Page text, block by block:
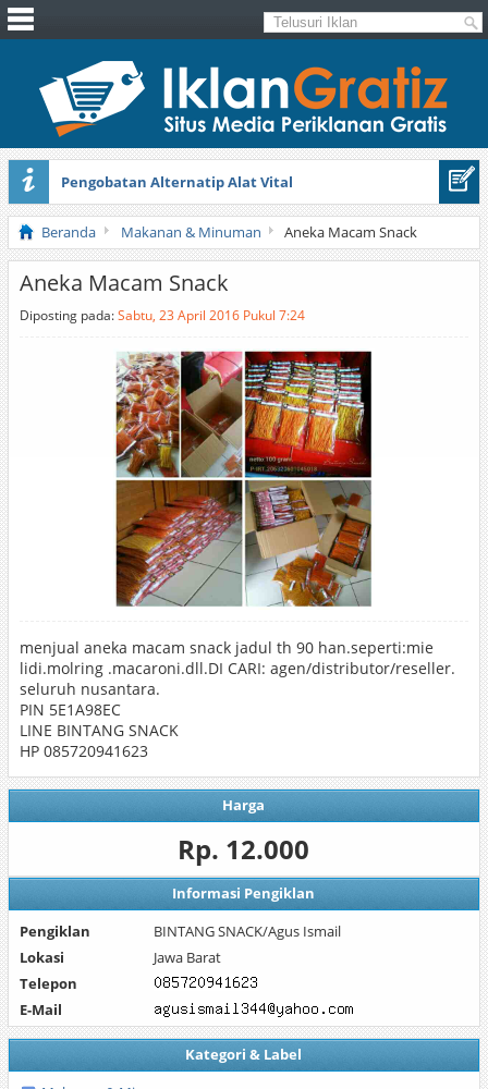
Pengobatan Alternatip Alat Vital
Pita Cantik Pesona
Beranda Makanan & Minuman Aneka Macam Snack
Aneka Macam Snack
Diposting pada:Sabtu, 23 April 2016 Pukul 7:24
menjual aneka macam snack jadul th 90 han.seperti:mie
lidi.molring .macaroni.dll.DI CARI: agen/distributor/reseller.
seluruh nusantara.
PIN 5E1A98EC
LINE BINTANG SNACK
HP 085720941623
Harga
Rp. 12.000
Informasi Pengiklan
Pengiklan
BINTANG SNACK/Agus Ismail
Lokasi
Jawa Barat
Telepon
E-Mail
Kategori & Label